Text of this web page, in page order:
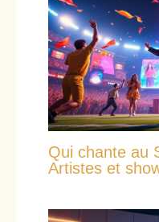
Qui chante au
Artistes et